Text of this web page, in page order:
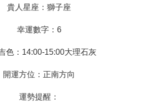
貴人星座：獅子座
幸運數字：6
色：14:00-15:00大理石灰
開運方位：正南方向
運勢提醒：